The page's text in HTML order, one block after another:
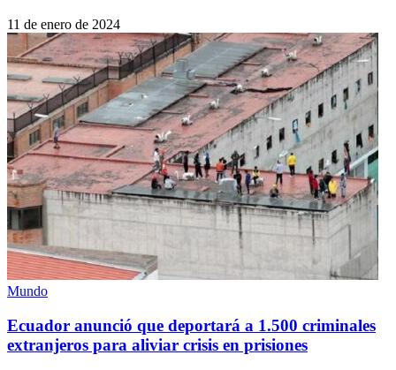
11 de enero de 2024
Mundo
Ecuador anunció que deportará a 1.500 criminales
extranjeros para aliviar crisis en prisiones